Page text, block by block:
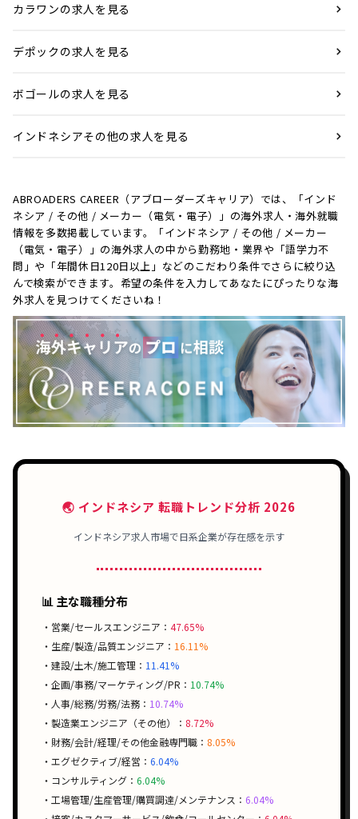
カラワンの求人を見る
デポックの求人を見る
ボゴールの求人を見る
インドネシアその他の求人を見る
ABROADERS CAREER（アブローダーズキャリア）では、「インド
ネシア / その他 / メーカー（電気・電子）」の海外求人・海外就職
情報を多数掲載しています。「インドネシア / その他 / メーカー
（電気・電子）」の海外求人の中から勤務地・業界や「語学力不
問」や「年間休日120日以上」などのこだわり条件でさらに絞り込
んで検索ができます。希望の条件を入力してあなたにぴったりな海
外求人を見つけてくださいね！
🌏 インドネシア 転職トレンド分析 2026
インドネシア求人市場で日系企業が存在感を示す
📊 主な職種分布
・営業/セールスエンジニア： 47.65%
・生産/製造/品質エンジニア： 16.11%
・建設/土木/施工管理： 11.41%
・企画/事務/マーケティング/PR： 10.74%
・人事/総務/労務/法務： 10.74%
・製造業エンジニア（その他）： 8.72%
・財務/会計/経理/その他金融専門職： 8.05%
・エグゼクティブ/経営： 6.04%
・コンサルティング： 6.04%
・工場管理/生産管理/購買調達/メンテナンス： 6.04%